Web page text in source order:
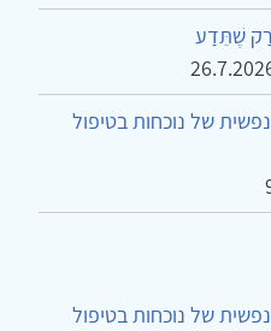
רַק שֶׁתֵּדַע
של נוכחות בטיפול
של נוכחות בטיפול